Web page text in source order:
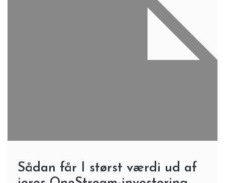
Sådan får I størst værdi ud af